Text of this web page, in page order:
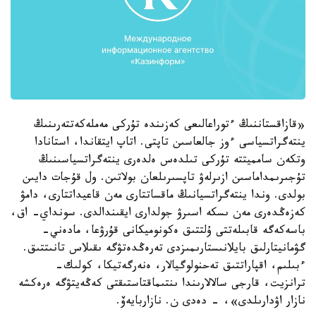
«قازاقستاننىڭ ءتوراعالىعى كەزىندە تۇركى مەملەكەتتەرىنىڭ
ينتەگراتسياسى ءوز جالعاسىن تاپتى. اتاپ ايتقاندا، استانادا
وتكەن سامميتتە تۇركى تىلدەس ەلدەرى ينتەگراتسياسىنىڭ
تۇجىرىمداماسىن ازىرلەۋ تاپسىرىلعان بولاتىن. ول قۇجات دايىن
بولدى. وندا ينتەگراتسيانىڭ ماقساتتارى مەن قاعيداتتارى، دامۋ
كەزەڭدەرى مەن ىسكە اسىرۋ جولدارى ايقىندالدى. سونداي- اق،
باسەكەگە قابىلەتتى ۇلتتىق ەكونوميكانى قۇرۋعا، مادەني-
گۋمانيتارلىق بايلانىستارىمىزدى تەرەڭدەتۋگە ىقىلاس تانىتتىق.
ءبىلىم، اقپاراتتىق تەحنولوگيالار، ەنەرگەتيكا، كولىك-
ترانزيت، قارجى سالالارىندا ىنتىماقتاستىقتى كەڭەيتۋگە ەرەكشە
نازار اۋدارىلدى»، - دەدى ن. نازاربايەۆ.